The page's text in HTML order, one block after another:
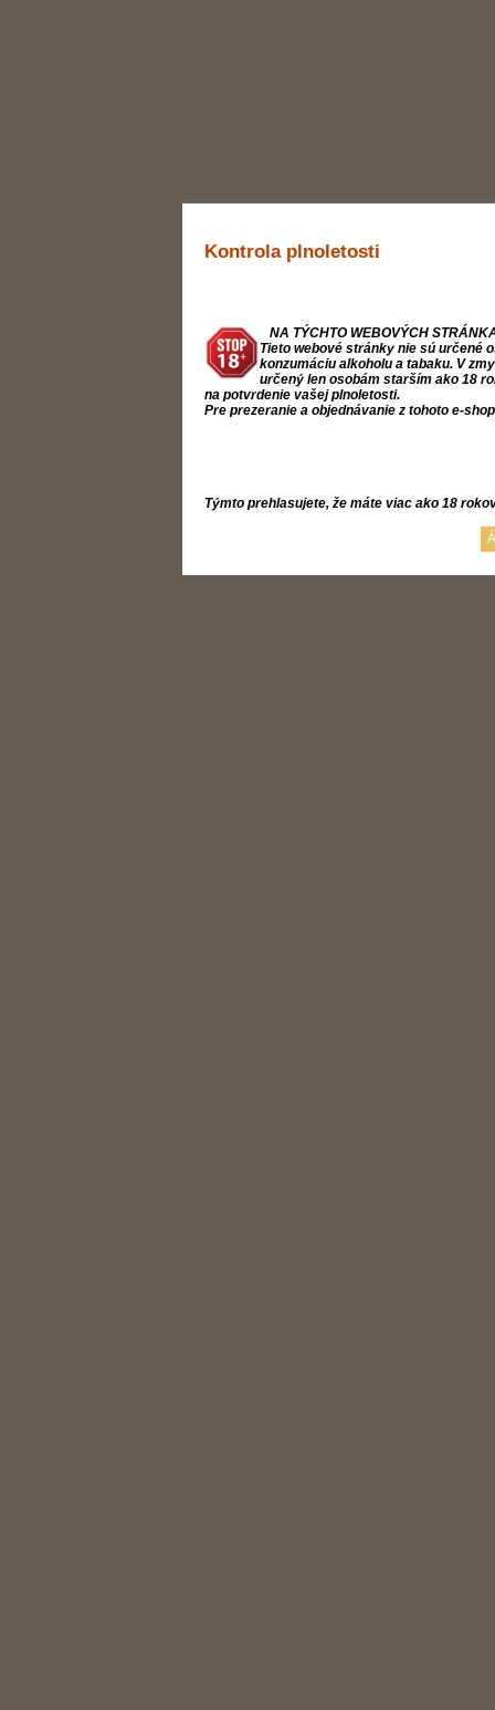
Kontrola plnoletosti
NA TÝCHTO WEBOVÝCH
Tieto webové stránky nie sú určené
konzumáciu alkoholu a tabaku. V
určený len osobám starším ako 18
na potvrdenie vašej plnoletosti.
Pre prezeranie a objednávanie z tohoto e-
Týmto prehlasujete, že máte viac ako 18